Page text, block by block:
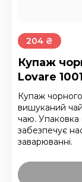
204 ₴
Купаж
Lovare
Купаж
вишуканий
чаю. Упаковка
забезпечує
заварюванні.